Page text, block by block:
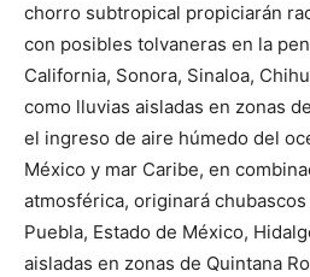
chorro subtropical propiciarán
con posibles tolvaneras en la
California, Sonora, Sinaloa,
como lluvias aisladas en zonas
el ingreso de aire húmedo del
México y mar Caribe, en
atmosférica, originará chubascos
Puebla, Estado de México,
aisladas en zonas de Quintana